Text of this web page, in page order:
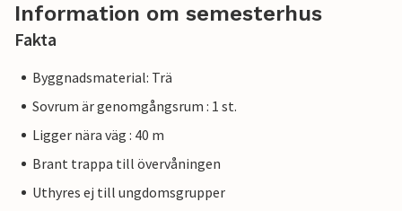
Information om semesterhus
Fakta
Byggnadsmaterial: Trä
Sovrum är genomgångsrum : 1 st.
Ligger nära väg : 40 m
Brant trappa till övervåningen
Uthyres ej till ungdomsgrupper